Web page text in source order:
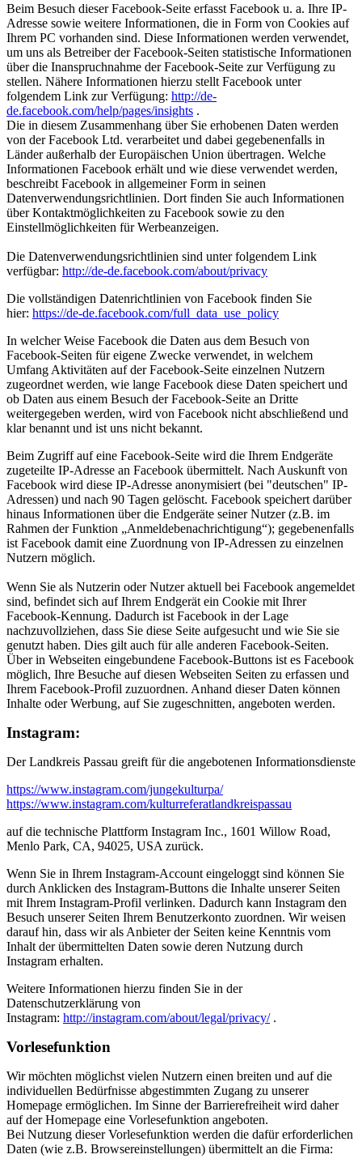
Beim Besuch dieser Facebook-Seite erfasst Facebook u. a. Ihre IP-
Adresse sowie weitere Informationen, die in Form von Cookies auf
Ihrem PC vorhanden sind. Diese Informationen werden verwendet,
um uns als Betreiber der Facebook-Seiten statistische Informationen
über die Inanspruchnahme der Facebook-Seite zur Verfügung zu
stellen. Nähere Informationen hierzu stellt Facebook unter
folgendem Link zur Verfügung: http://de-
de.facebook.com/help/pages/insights .
Die in diesem Zusammenhang über Sie erhobenen Daten werden
von der Facebook Ltd. verarbeitet und dabei gegebenenfalls in
Länder außerhalb der Europäischen Union übertragen. Welche
Informationen Facebook erhält und wie diese verwendet werden,
beschreibt Facebook in allgemeiner Form in seinen
Datenverwendungsrichtlinien. Dort finden Sie auch Informationen
über Kontaktmöglichkeiten zu Facebook sowie zu den
Einstellmöglichkeiten für Werbeanzeigen.
Die Datenverwendungsrichtlinien sind unter folgendem Link
verfügbar: http://de-de.facebook.com/about/privacy
Die vollständigen Datenrichtlinien von Facebook finden Sie
hier: https://de-de.facebook.com/full_data_use_policy
In welcher Weise Facebook die Daten aus dem Besuch von
Facebook-Seiten für eigene Zwecke verwendet, in welchem
Umfang Aktivitäten auf der Facebook-Seite einzelnen Nutzern
zugeordnet werden, wie lange Facebook diese Daten speichert und
ob Daten aus einem Besuch der Facebook-Seite an Dritte
weitergegeben werden, wird von Facebook nicht abschließend und
klar benannt und ist uns nicht bekannt.
Beim Zugriff auf eine Facebook-Seite wird die Ihrem Endgeräte
zugeteilte IP-Adresse an Facebook übermittelt. Nach Auskunft von
Facebook wird diese IP-Adresse anonymisiert (bei "deutschen" IP-
Adressen) und nach 90 Tagen gelöscht. Facebook speichert darüber
hinaus Informationen über die Endgeräte seiner Nutzer (z.B. im
Rahmen der Funktion „Anmeldebenachrichtigung“); gegebenenfalls
ist Facebook damit eine Zuordnung von IP-Adressen zu einzelnen
Nutzern möglich.
Wenn Sie als Nutzerin oder Nutzer aktuell bei Facebook angemeldet
sind, befindet sich auf Ihrem Endgerät ein Cookie mit Ihrer
Facebook-Kennung. Dadurch ist Facebook in der Lage
nachzuvollziehen, dass Sie diese Seite aufgesucht und wie Sie sie
genutzt haben. Dies gilt auch für alle anderen Facebook-Seiten.
Über in Webseiten eingebundene Facebook-Buttons ist es Facebook
möglich, Ihre Besuche auf diesen Webseiten Seiten zu erfassen und
Ihrem Facebook-Profil zuzuordnen. Anhand dieser Daten können
Inhalte oder Werbung, auf Sie zugeschnitten, angeboten werden.
Instagram:
Der Landkreis Passau greift für die angebotenen Informationsdienste
https://www.instagram.com/jungekulturpa/
https://www.instagram.com/kulturreferatlandkreispassau
auf die technische Plattform Instagram Inc., 1601 Willow Road,
Menlo Park, CA, 94025, USA zurück.
Wenn Sie in Ihrem Instagram-Account eingeloggt sind können Sie
durch Anklicken des Instagram-Buttons die Inhalte unserer Seiten
mit Ihrem Instagram-Profil verlinken. Dadurch kann Instagram den
Besuch unserer Seiten Ihrem Benutzerkonto zuordnen. Wir weisen
darauf hin, dass wir als Anbieter der Seiten keine Kenntnis vom
Inhalt der übermittelten Daten sowie deren Nutzung durch
Instagram erhalten.
Weitere Informationen hierzu finden Sie in der
Datenschutzerklärung von
Instagram: http://instagram.com/about/legal/privacy/.
Vorlesefunktion
Wir möchten möglichst vielen Nutzern einen breiten und auf die
individuellen Bedürfnisse abgestimmten Zugang zu unserer
Homepage ermöglichen. Im Sinne der Barrierefreiheit wird daher
auf der Homepage eine Vorlesefunktion angeboten.
Bei Nutzung dieser Vorlesefunktion werden die dafür erforderlichen
Daten (wie z.B. Browsereinstellungen) übermittelt an die Firma: